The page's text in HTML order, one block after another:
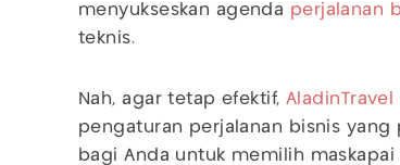
menyukseskan agenda perjalanan
teknis.
Nah, agar tetap efektif,AladinTravel
pengaturan perjalanan bisnis yang
bagi Anda untuk memilih